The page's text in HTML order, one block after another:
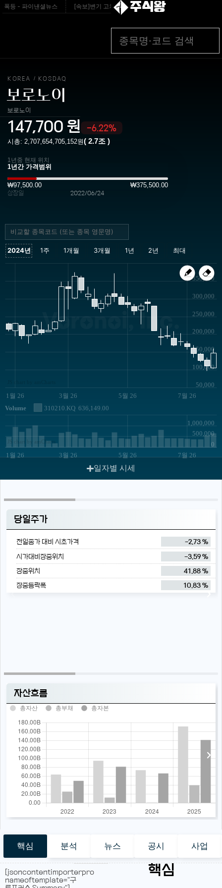
등 - 파이낸셜뉴스 [속보]변기 고쳐주던 70대 집주인 찌른 30대女 검거 - 문
주식왕
KOREA / KOSDAQ
보로노이
보로노이
147,700 원 -6.22%
시총: 2,707,654,705,152원( 2.7조 )
1년중 현재 위치
₩97,500.00 ₩375,500.00
상장일 2022/06/24
Voronoi, Inc.
1월 26 3월 26 5월 26 7월 26
50,000
100,000
150,000
200,000
250,000
300,000
350,000
Volume 310210.KQ 636,149.00
1월 26 3월 26 5월 26 7월 26
0
500,000
1,000,000
JS chart by amCharts
일자별 시세
당일주가
전일종가 대비 시초가격
-2.73 %
시가대비장중위치
-3.59 %
장중위치
41.88 %
장중등락폭
10.83 %
자산흐름
총자산 총부채 총자본
핵심 분석 뉴스 공시 사업
핵심
[jsoncontentimporterpro
nameoftemplate="구